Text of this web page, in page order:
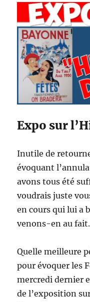
Expo sur
Inutile de
évoquant
avons tous été
voudrais juste
en cours qui lui a
venons-en au
Quelle meilleure
pour évoquer les
mercredi dernier
de l’exposition